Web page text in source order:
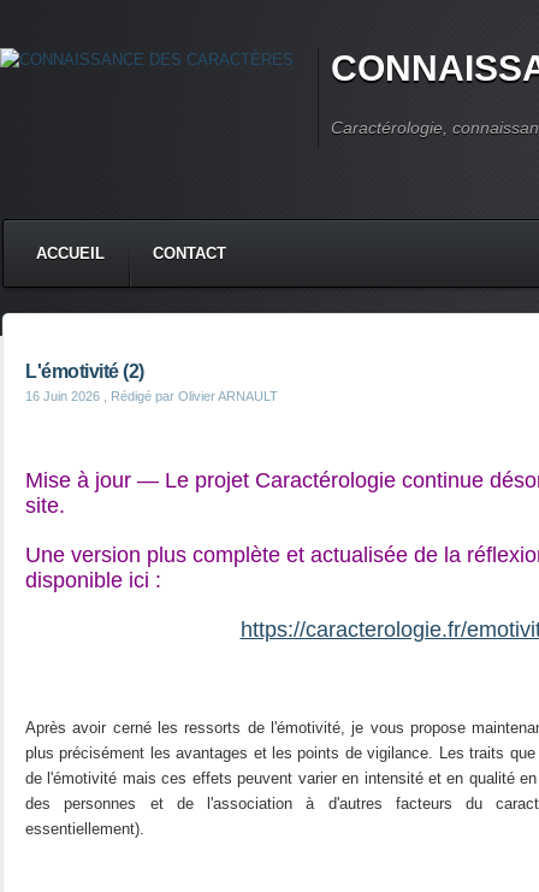
Caractérologie,
ACCUEIL CONTACT
L'émotivité (2)
16 Juin 2026 , Rédigé par Olivier ARNAULT
Mise à jour — Le projet Caractérologie continue
site.
Une version plus complète et actualisée de la
disponible ici :
https://caracterologie.fr/
Après avoir cerné les ressorts de l'émotivité, je vous propose
plus précisément les avantages et les points de vigilance. Les traits
de l'émotivité mais ces effets peuvent varier en intensité et en qualité
des personnes et de l'association à d'autres facteurs du
essentiellement).